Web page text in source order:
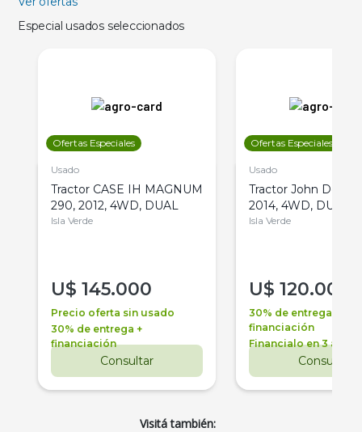
Especial usados seleccionados
Ofertas Especiales
Usado
Tractor CASE IH MAGNUM
290, 2012, 4WD, DUAL
Isla Verde
U$ 145.000
Precio oferta sin usado
30% de entrega +
financiación
Consultar
Ofertas Especiales
Usado
Tractor John Deere
2014, 4WD, DUAL
Isla Verde
U$ 120.000
30% de entrega +
financiación
Financialo en 3 años
Consultar
Visitá también: